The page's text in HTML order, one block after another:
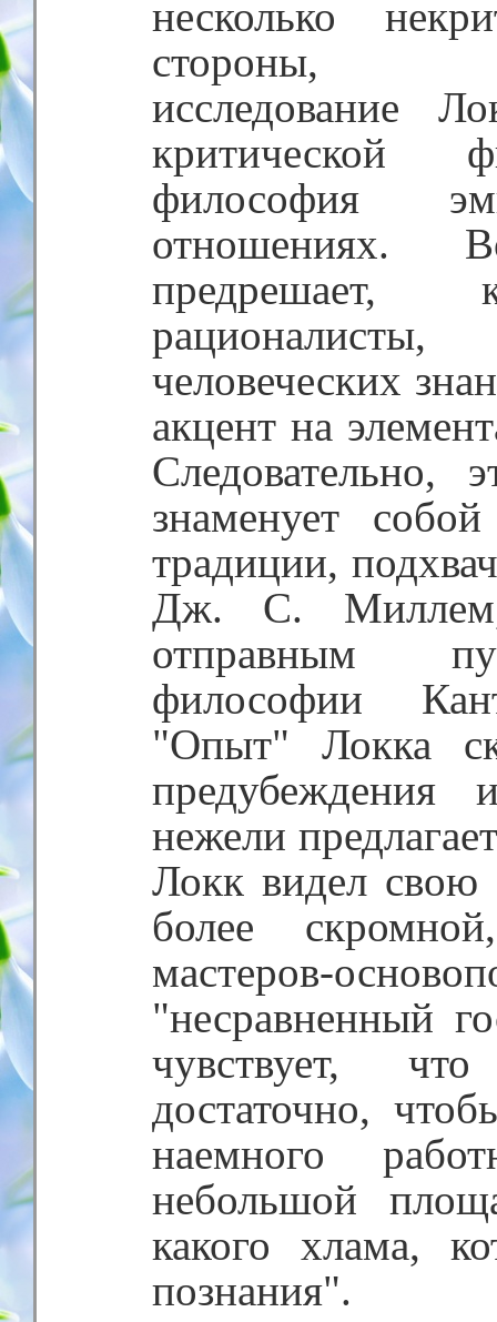
несколько
стороны,
исследование
философия
отношениях.
человеческих
акцент на
Следовательно,
знаменует
традиции,
Дж. С. Миллем,
отправным
философии
"Опыт" Локка
предубеждения
нежели
Локк видел свою
более
мастеров-
"несравненный
чувствует,
достаточно,
наемного
небольшой
какого хлама,
познания".